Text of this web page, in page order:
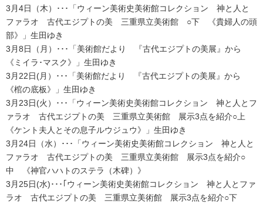
3月4日（木）･･･「ウィーン美術史美術館コレクション 神と人と
ファラオ 古代エジプトの美 三重県立美術館 ○下 《貴婦人の頭
部》」生田ゆき
3月8日（月）･･･「美術館だより 『古代エジプトの美展』から
《ミイラ･マスク》」生田ゆき
3月22日(月）･･･「美術館だより 『古代エジプトの美展』から
《棺の底板》」生田ゆき
3月23日(火）･･･「ウィーン美術史美術館コレクション 神と人とフ
ァラオ 古代エジプトの美 三重県立美術館 展示3点を紹介○上
《ケント夫人とその息子ルウジュウ》」生田ゆき
3月24日（水）･･･「ウィーン美術史美術館コレクション 神と人と
ファラオ 古代エジプトの美 三重県立美術館 展示3点を紹介○
中 《神官ハハトのステラ（木碑）》
3月25日(水)･･･｢ウィーン美術史美術館コレクション 神と人とファ
ラオ 古代エジプトの美 三重県立美術館 展示3点を紹介○下